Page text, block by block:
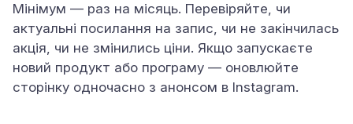
Мінімум — раз на місяць. Перевіряйте, чи
актуальні посилання на запис, чи не закінчилась
акція, чи не змінились ціни. Якщо запускаєте
новий продукт або програму — оновлюйте
сторінку одночасно з анонсом в Instagram.